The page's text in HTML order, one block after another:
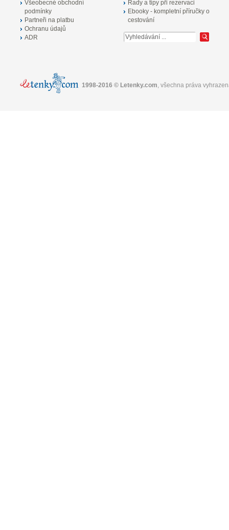
Všeobecné obchodní
podmínky
Partneři na platbu
Ochranu údajů
ADR
Rady a tipy při rezervaci
Ebooky - kompletní příručky o
cestování
1998-2016 © Letenky.com, všechna práva